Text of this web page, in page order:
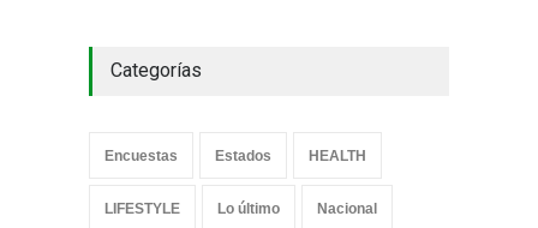
Categorías
Encuestas Estados HEALTH
LIFESTYLE Lo último Nacional